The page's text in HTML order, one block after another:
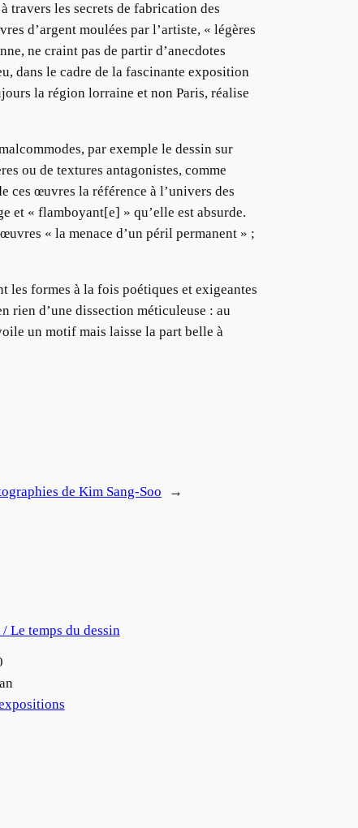
travers les secrets de fabrication des
d’argent moulées par l’artiste, « légères
ne craint pas de partir d’anecdotes
dans le cadre de la fascinante exposition
la région lorraine et non Paris, réalise
par exemple le dessin sur
ou de textures antagonistes, comme
ces œuvres la référence à l’univers des
et « flamboyant[e] » qu’elle est absurde.
« la menace d’un péril permanent » ;
les formes à la fois poétiques et exigeantes
rien d’une dissection méticuleuse : au
un motif mais laisse la part belle à
de Kim Sang-Soo →
Le temps du dessin